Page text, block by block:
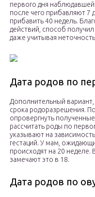
первого дня
после чего прибавляют 7
прибавить 40 недель.
действий, способ
даже учитывая
Дата родов по
Дополнительный
срока родоразрешения.
опровергнуть
рассчитать роды по
указывают на
гестаций. У мам,
происходят на 20
замечают это в 18.
Дата родов по